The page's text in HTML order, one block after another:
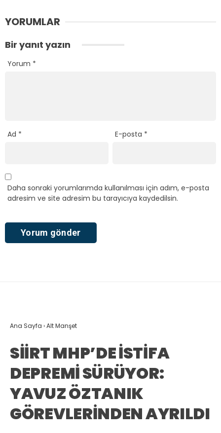
YORUMLAR
Bir yanıt yazın
Yorum *
Ad * E-posta *
Daha sonraki yorumlarımda kullanılması için adım, e-posta
adresim ve site adresim bu tarayıcıya kaydedilsin.
Ana Sayfa ›Alt Manşet
SİİRT MHP’DE İSTİFA
DEPREMİ SÜRÜYOR:
YAVUZ ÖZTANIK
GÖREVLERİNDEN AYRILDI